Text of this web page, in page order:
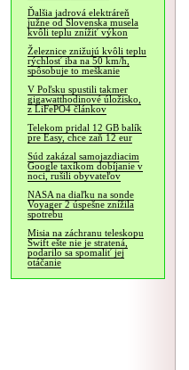
Ďalšia jadrová elektráreň
južne od Slovenska musela
kvôli teplu znížiť výkon
Železnice znižujú kvôli teplu
rýchlosť iba na 50 km/h,
spôsobuje to meškanie
V Poľsku spustili takmer
gigawatthodinové úložisko,
z LiFePO4 článkov
Telekom pridal 12 GB balík
pre Easy, chce zaň 12 eur
Súd zakázal samojazdiacim
Google taxíkom dobíjanie v
noci, rušili obyvateľov
NASA na diaľku na sonde
Voyager 2 úspešne znížila
spotrebu
Misia na záchranu teleskopu
Swift ešte nie je stratená,
podarilo sa spomaliť jej
otáčanie